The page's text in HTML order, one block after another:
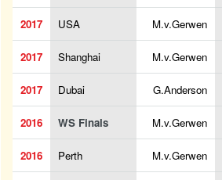
2017 USA M.v.Gerwen
2017 Shanghai M.v.Gerwen
2017 Dubai G.Anderson
2016 WS Finals M.v.Gerwen
2016 Perth M.v.Gerwen